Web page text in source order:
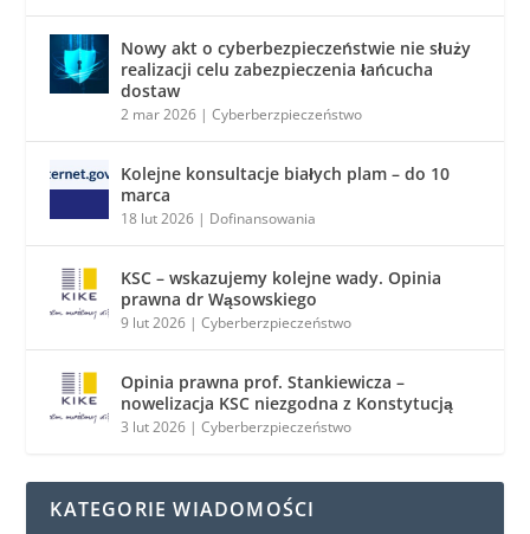
Nowy akt o cyberbezpieczeństwie nie służy
realizacji celu zabezpieczenia łańcucha
dostaw
2 mar 2026 |Cyberberzpieczeństwo
Kolejne konsultacje białych plam – do 10
marca
18 lut 2026 | Dofinansowania
KSC – wskazujemy kolejne wady. Opinia
prawna dr Wąsowskiego
9 lut 2026 |Cyberberzpieczeństwo
Opinia prawna prof. Stankiewicza –
nowelizacja KSC niezgodna z Konstytucją
3 lut 2026 |Cyberberzpieczeństwo
KATEGORIE WIADOMOŚCI